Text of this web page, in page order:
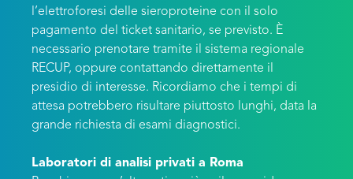
l’elettroforesi delle sieroproteine con il solo
pagamento del ticket sanitario, se previsto. È
necessario prenotare tramite il sistema regionale
RECUP, oppure contattando direttamente il
presidio di interesse. Ricordiamo che i tempi di
attesa potrebbero risultare piuttosto lunghi, data la
grande richiesta di esami diagnostici.
Laboratori di analisi privati a Roma